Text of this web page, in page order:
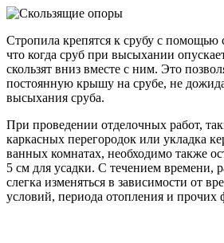
Стропила крепятся к срубу с помощью
что когда сруб при высыхании
скользят вниз вместе с ним. Это
постоянную крышу на срубе, не
высыхания сруба.
При проведении отделочных работ,
каркасных перегородок или укладка
ванных комнатах, необходимо также
5 см для усадки. C течением времени,
слегка изменяться в зависимости от
условий, периода отопления и прочих